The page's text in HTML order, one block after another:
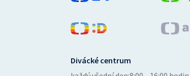
Divácké centrum